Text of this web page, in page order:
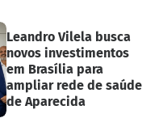
Leandro Vilela busca
novos investimentos
em Brasília para
ampliar rede de saúde
de Aparecida